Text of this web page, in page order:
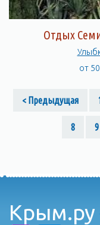
Отдых
от
< Предыдущая
8 9
Крым.ру